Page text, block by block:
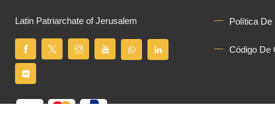
Latin Patriarchate of Jerusalem
Política
Código